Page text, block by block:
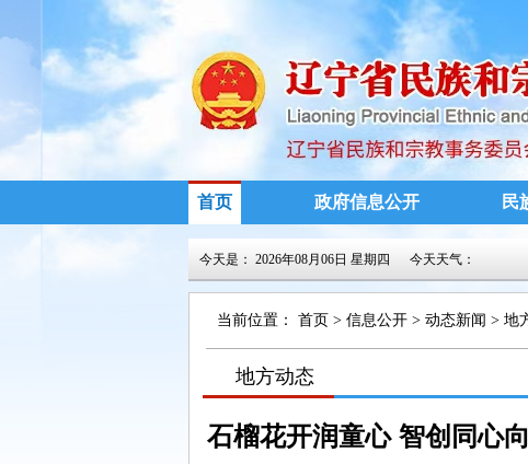
首页 政府信息公开 民
今天是： 2026年08月06日 星期四 今天天气：
当前位置： 首页 > 信息公开 > 动态新闻 > 地
>>>
地方动态
石榴花开润童心 智创同心